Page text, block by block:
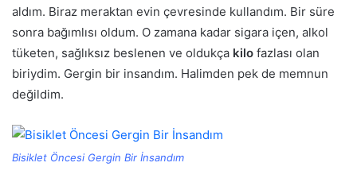
aldım. Biraz meraktan evin çevresinde kullandım. Bir süre
sonra bağımlısı oldum. O zamana kadar sigara içen, alkol
tüketen, sağlıksız beslenen ve oldukça kilo fazlası olan
biriydim. Gergin bir insandım. Halimden pek de memnun
değildim.
Bisiklet Öncesi Gergin Bir İnsandım